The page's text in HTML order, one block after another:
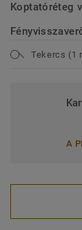
Koptatóréteg
Tekercs (1
A